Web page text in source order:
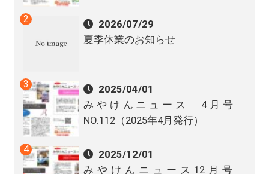
2026/07/29
夏季休業のお知らせ
2025/04/01
みやけんニュース 4月号
NO.112（2025年4月発行）
2025/12/01
みやけんニュース12月号